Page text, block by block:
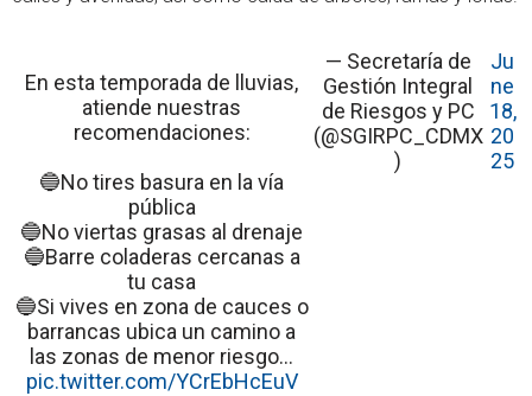
En esta temporada de lluvias,
atiende nuestras
recomendaciones:
🔵No tires basura en la vía
pública
🔵No viertas grasas al drenaje
🔵Barre coladeras cercanas a
tu casa
🔵Si vives en zona de cauces o
barrancas ubica un camino a
las zonas de menor riesgo…
pic.twitter.com/YCrEbHcEuV
— Secretaría de
Gestión Integral
de Riesgos y PC
(@SGIRPC_CDMX
)
Ju
ne
18,
20
25